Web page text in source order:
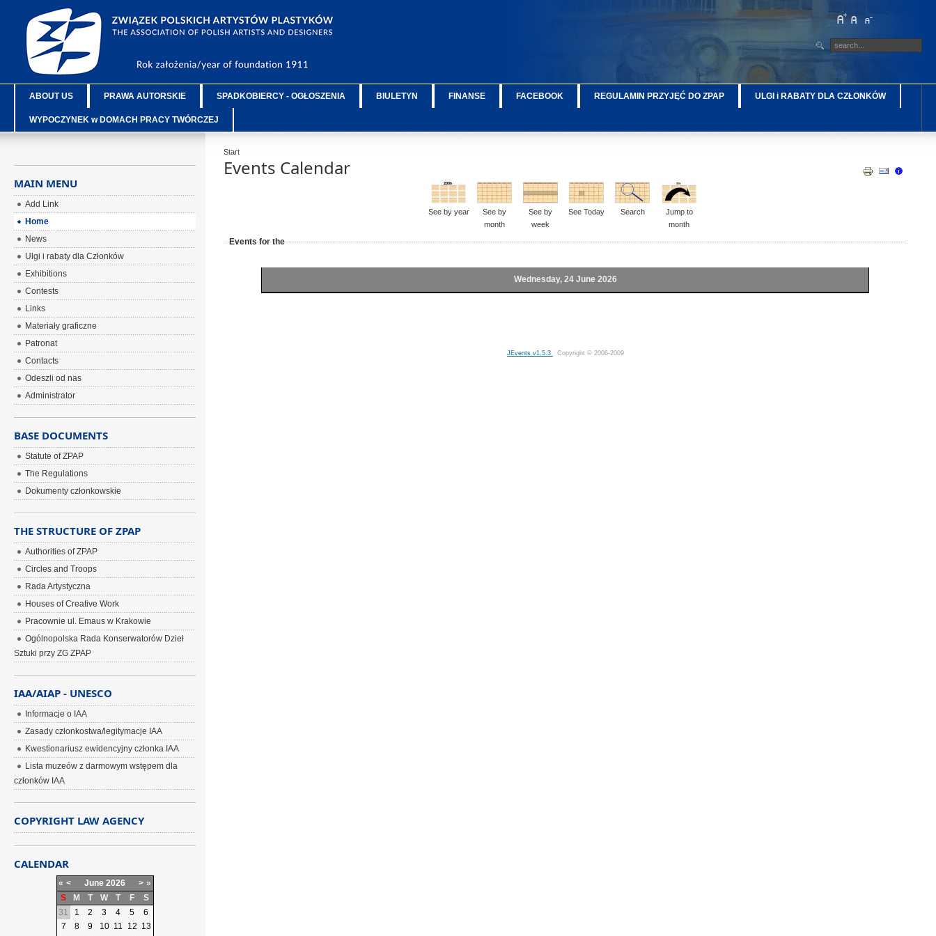
ABOUT US PRAWA AUTORSKIE SPADKOBIERCY - OGŁOSZENIA BIULETYN FINANSE FACEBOOK REGULAMIN PRZYJĘĆ DO ZPAP ULGI i RABATY DLA CZŁONKÓW
WYPOCZYNEK w DOMACH PRACY TWÓRCZEJ
Start
Events Calendar
See by year
See by
month
See by
week
See Today Search
Jump to
month
Events for the
Wednesday, 24 June 2026
JEvents v1.5.3 Copyright © 2006-2009
MAIN MENU
Add Link
Home
News
Ulgi i rabaty dla Członków
Exhibitions
Contests
Links
Materiały graficzne
Patronat
Contacts
Odeszli od nas
Administrator
BASE DOCUMENTS
Statute of ZPAP
The Regulations
Dokumenty członkowskie
THE STRUCTURE OF ZPAP
Authorities of ZPAP
Circles and Troops
Rada Artystyczna
Houses of Creative Work
Pracownie ul. Emaus w Krakowie
Ogólnopolska Rada Konserwatorów Dzieł
Sztuki przy ZG ZPAP
IAA/AIAP - UNESCO
Informacje o IAA
Zasady członkostwa/legitymacje IAA
Kwestionariusz ewidencyjny członka IAA
Lista muzeów z darmowym wstępem dla
członków IAA
COPYRIGHT LAW AGENCY
CALENDAR
« < June 2026 > »
S
M T W T F
S
31
1 2 3 4 5
6
7
8 9 10 11 12 13